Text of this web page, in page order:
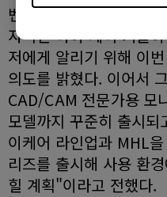
벤큐의 모니터 사업 담
자적인 아이 케어 기술
저에게 알리기 위해 이
의도를 밝혔다. 이어서
CAD/CAM 전문가용 모
모델까지 꾸준히 출시
이케어 라인업과 MHL
리즈를 출시해 사용 환
힐 계획"이라고 전했다.